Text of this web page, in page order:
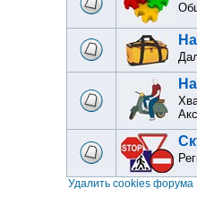
Удалить cookies форума